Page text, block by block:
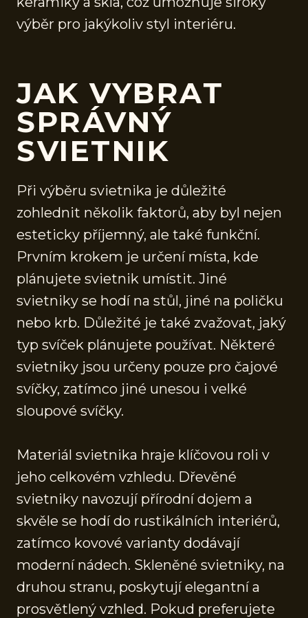
výběr pro jakýkoliv styl interiéru.
JAK VYBRAT
SPRÁVNÝ
SVIETNIK
Při výběru svietnika je důležité
zohlednit několik faktorů, aby byl nejen
esteticky příjemný, ale také funkční.
Prvním krokem je určení místa, kde
plánujete svietnik umístit. Jiné
svietniky se hodí na stůl, jiné na poličku
nebo krb. Důležité je také zvažovat, jaký
typ svíček plánujete používat. Některé
svietniky jsou určeny pouze pro čajové
svíčky, zatímco jiné unesou i velké
sloupové svíčky.
Materiál svietnika hraje klíčovou roli v
jeho celkovém vzhledu. Dřevěné
svietniky navozují přírodní dojem a
skvěle se hodí do rustikálních interiérů,
zatímco kovové varianty dodávají
moderní nádech. Skleněné svietniky, na
druhou stranu, poskytují elegantní a
prosvětlený vzhled. Pokud preferujete